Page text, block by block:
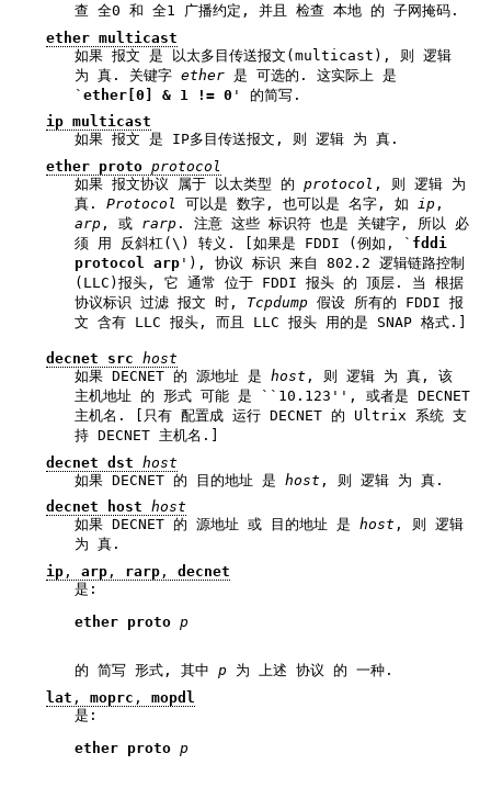
查 全0 和 全1 广播约定, 并且 检查 本地 的 子网掩码.
ether multicast
如果 报文 是 以太多目传送报文(multicast), 则 逻辑
为 真. 关键字 ether 是 可选的. 这实际上 是
` ether[0] & 1 != 0
' 的简写.
ip multicast
如果 报文 是 IP多目传送报文, 则 逻辑 为 真.
ether proto protocol
如果 报文协议 属于 以太类型 的 protocol , 则 逻辑 为
真. Protocol 可以是 数字, 也可以是 名字, 如 ip ,
arp , 或 rarp . 注意 这些 标识符 也是 关键字, 所以 必
须 用 反斜杠(\) 转义. [如果是 FDDI (例如, ` fddi
protocol arp '), 协议 标识 来自 802.2 逻辑链路控制
(LLC)报头, 它 通常 位于 FDDI 报头 的 顶层. 当 根据
协议标识 过滤 报文 时, Tcpdump 假设 所有的 FDDI 报
文 含有 LLC 报头, 而且 LLC 报头 用的是 SNAP 格式.]
decnet src host
如果 DECNET 的 源地址 是 host , 则 逻辑 为 真, 该
主机地址 的 形式 可能 是 ``10.123'', 或者是 DECNET
主机名. [只有 配置成 运行 DECNET 的 Ultrix 系统 支
持 DECNET 主机名.]
decnet dst host
如果 DECNET 的 目的地址 是 host , 则 逻辑 为 真.
decnet host host
如果 DECNET 的 源地址 或 目的地址 是 host , 则 逻辑
为 真.
ip , arp , rarp , decnet
是:
ether proto p
的 简写 形式, 其中 p 为 上述 协议 的 一种.
lat , moprc , mopdl
是:
ether proto p